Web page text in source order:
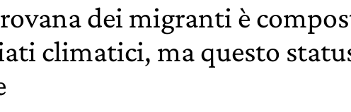
dei migranti è
climatici, ma questo